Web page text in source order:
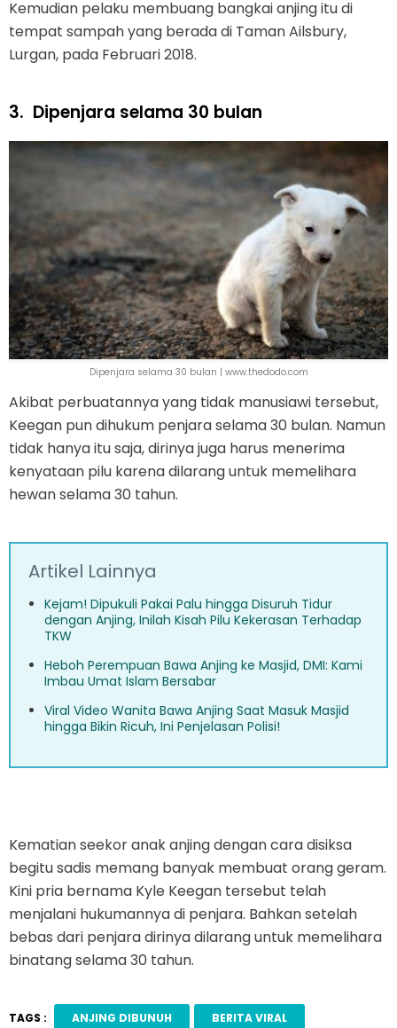
Kemudian pelaku membuang bangkai anjing itu di
tempat sampah yang berada di Taman Ailsbury,
Lurgan, pada Februari 2018.
3. Dipenjara selama 30 bulan
Dipenjara selama 30 bulan | www.thedodo.com
Akibat perbuatannya yang tidak manusiawi tersebut,
Keegan pun dihukum penjara selama 30 bulan. Namun
tidak hanya itu saja, dirinya juga harus menerima
kenyataan pilu karena dilarang untuk memelihara
hewan selama 30 tahun.
Artikel Lainnya
Kejam! Dipukuli Pakai Palu hingga Disuruh Tidur
dengan Anjing, Inilah Kisah Pilu Kekerasan Terhadap
TKW
Heboh Perempuan Bawa Anjing ke Masjid, DMI: Kami
Imbau Umat Islam Bersabar
Viral Video Wanita Bawa Anjing Saat Masuk Masjid
hingga Bikin Ricuh, Ini Penjelasan Polisi!
Kematian seekor anak anjing dengan cara disiksa
begitu sadis memang banyak membuat orang geram.
Kini pria bernama Kyle Keegan tersebut telah
menjalani hukumannya di penjara. Bahkan setelah
bebas dari penjara dirinya dilarang untuk memelihara
binatang selama 30 tahun.
TAGS : ANJING DIBUNUH BERITA VIRAL